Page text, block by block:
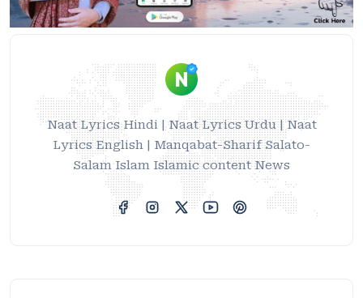
Naat Lyrics Hindi | Naat Lyrics Urdu | Naat
Lyrics English | Manqabat-Sharif Salato-
Salam Islam Islamic content News